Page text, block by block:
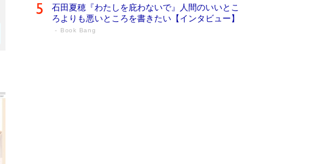
石田夏穂『わたしを庇わないで』人間のいいとこ
ろよりも悪いところを書きたい【インタビュー】
Book Bang